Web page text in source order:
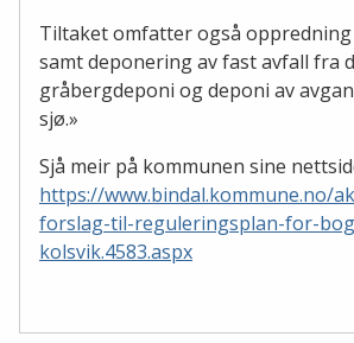
Tiltaket omfatter også oppredning
samt deponering av fast avfall fra
gråbergdeponi og deponi av
sjø.»
Sjå meir på kommunen sine
https://www.bindal.kommune.no/
forslag-til-reguleringsplan-for-
kolsvik.4583.aspx